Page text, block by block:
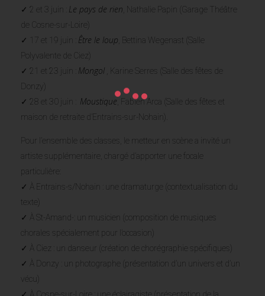
✓ 2 et 3 juin : Le pays de rien , Nathalie Papin (Garage Théâtre
de Cosne-sur-Loire)
✓ 17 et 19 juin : Être le loup , Bettina Wegenast (Salle
Polyvalente de Ciez)
✓ 21 et 23 juin : Mongol , Karine Serres (Salle des fêtes de
Donzy)
✓ 28 et 30 juin : Moustique , Fabien Arca (Salle des fêtes et
maison de retraite d’Entrains-sur-Nohain).
Pour l’ensemble des classes, le metteur en scène a invité un
artiste supplémentaire, chargé d’apporter une focale
particulière:
✓ À Entrains-s/Nohain : une dramaturge (contextualisation du
texte)
✓ À St-Amand-: un musicien (composition de musiques
chorales spécialement pour l’occasion)
✓ À Ciez : un danseur (création de chorégraphie spécifiques)
✓ À Donzy : un photographe (présentation d’un univers et d’un
vécu)